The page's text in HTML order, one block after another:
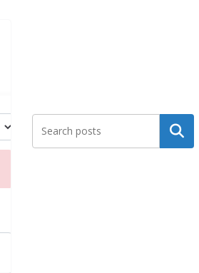
Search